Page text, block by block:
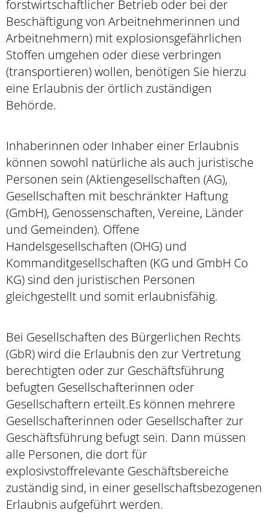
forstwirtschaftlicher Betrieb oder bei der
Beschäftigung von Arbeitnehmerinnen und
Arbeitnehmern) mit explosionsgefährlichen
Stoffen umgehen oder diese verbringen
(transportieren) wollen, benötigen Sie hierzu
eine Erlaubnis der örtlich zuständigen
Behörde.
Inhaberinnen oder Inhaber einer Erlaubnis
können sowohl natürliche als auch juristische
Personen sein (Aktiengesellschaften (AG),
Gesellschaften mit beschränkter Haftung
(GmbH), Genossenschaften, Vereine, Länder
und Gemeinden). Offene
Handelsgesellschaften (OHG) und
Kommanditgesellschaften (KG und GmbH Co
KG) sind den juristischen Personen
gleichgestellt und somit erlaubnisfähig.
Bei Gesellschaften des Bürgerlichen Rechts
(GbR) wird die Erlaubnis den zur Vertretung
berechtigten oder zur Geschäftsführung
befugten Gesellschafterinnen oder
Gesellschaftern erteilt.Es können mehrere
Gesellschafterinnen oder Gesellschafter zur
Geschäftsführung befugt sein. Dann müssen
alle Personen, die dort für
explosivstoffrelevante Geschäftsbereiche
zuständig sind, in einer gesellschaftsbezogenen
Erlaubnis aufgeführt werden.